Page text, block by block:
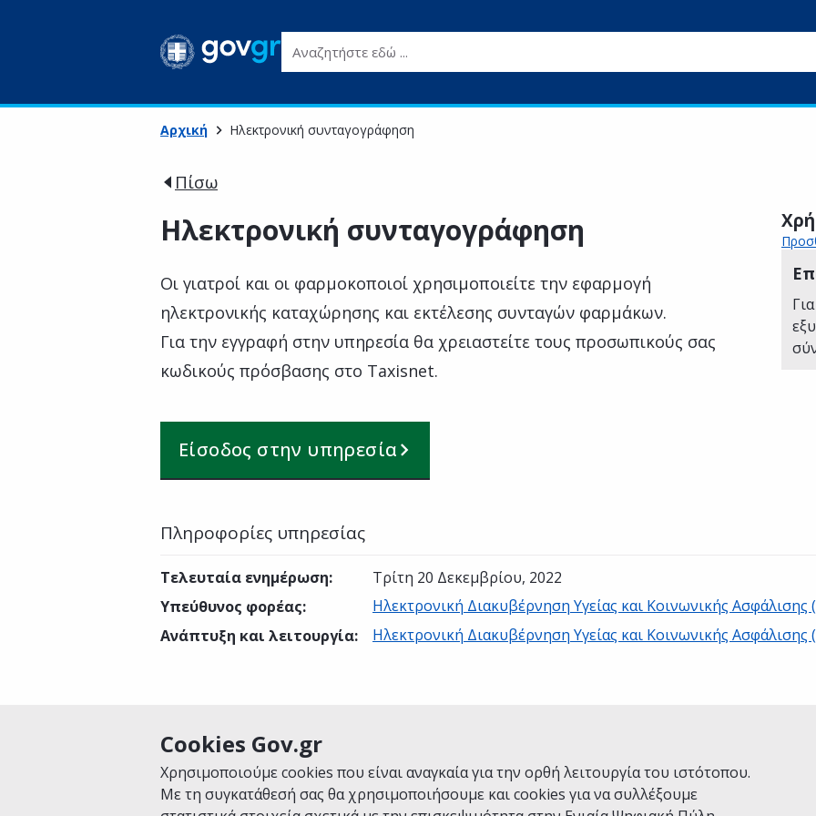
Cookies Gov.gr
Χρησιμοποιούμε cookies που είναι αναγκαία για την ορθή λειτουργία του ιστότοπου.
Με τη συγκατάθεσή σας θα χρησιμοποιήσουμε και cookies για να συλλέξουμε
Αναζητήστε εδώ ...
Αρχική Ηλεκτρονική συνταγογράφηση
Πίσω
Ηλεκτρονική συνταγογράφηση
Οι γιατροί και οι φαρμοκοποιοί χρησιμοποιείτε την εφαρμογή
ηλεκτρονικής καταχώρησης και εκτέλεσης συνταγών φαρμάκων.
Για την εγγραφή στην υπηρεσία θα χρειαστείτε τους προσωπικούς σας
κωδικούς πρόσβασης στο Taxisnet.
Είσοδος στην υπηρεσία
Πληροφορίες υπηρεσίας
Τελευταία ενημέρωση:
Τρίτη 20 Δεκεμβρίου, 2022
Υπεύθυνος φορέας:
Ηλεκτρονική Διακυβέρνηση Υγείας και Κοινωνικής
Ανάπτυξη και λειτουργία: Ηλεκτρονική Διακυβέρνηση Υγείας και Κοινωνικής
Είναι χρήσιμη αυτή η σελίδα;